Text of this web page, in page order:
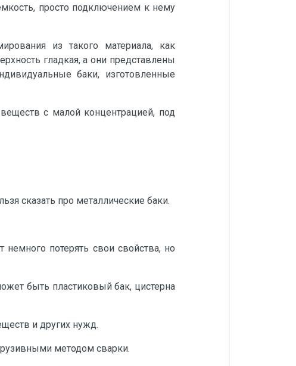
просто подключением к нему
из такого материала, как
гладкая, а они представлены
баки, изготовленные
с малой концентрацией, под
сказать про металлические баки.
потерять свои свойства, но
быть пластиковый бак, цистерна
и других нужд.
методом сварки.